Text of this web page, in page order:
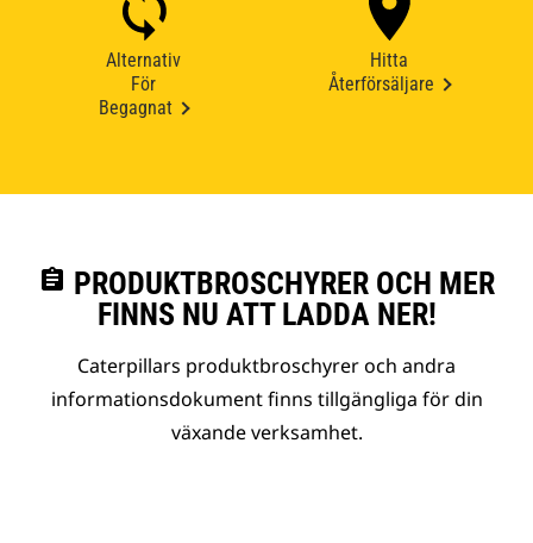
Alternativ
För
Begagnat
Hitta
Återförsäljare
assignment PRODUKTBROSCHYRER OCH MER
FINNS NU ATT LADDA NER!
Caterpillars produktbroschyrer och andra
informationsdokument finns tillgängliga för din
växande verksamhet.